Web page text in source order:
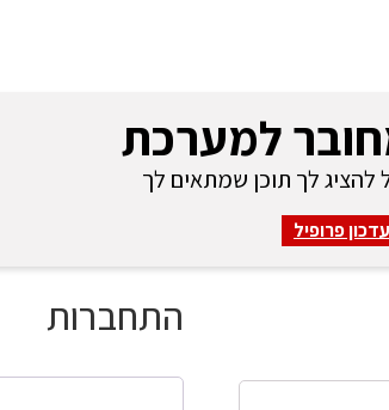
למערכת
להציג לך תוכן שמתאים לך
פרופיל
התחברות